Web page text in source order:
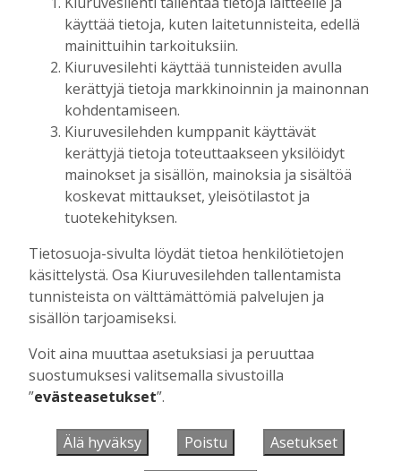
Tilaajille
Toimitus 6.8.2026 13:18
Mikko Remes täyttää 50 vuotta – vaikka
villitystäkin on havaittavissa, sanoo
syntymäpäiväsankari oppineensa myös
hölläämään vauhtia
Tilaajille
Aku Laatikainen 5.8.2026 09:00
MIELIPIDE 7.8. 12:26
Terveisiä eduskuntaan
Vilho Ruotsalainen
HYVINVOINTIALUE 7.8. 12:00
Kiuruvedelle ja Iisalmeen
ostopalvelulääkäri – tarkoituksena on
Aku Laatikainen 7.8.2026 12:00
käyttää tietoja, kuten laitetunnisteita, edellä
mainittuihin tarkoituksiin.
Kiuruvesilehti käyttää tunnisteiden avulla
kerättyjä tietoja markkinoinnin ja mainonnan
kohdentamiseen.
Kiuruvesilehden kumppanit käyttävät
kerättyjä tietoja toteuttaakseen yksilöidyt
mainokset ja sisällön, mainoksia ja sisältöä
koskevat mittaukset, yleisötilastot ja
tuotekehityksen.
Tietosuoja-sivulta löydät tietoa henkilötietojen
käsittelystä. Osa Kiuruvesilehden tallentamista
tunnisteista on välttämättömiä palvelujen ja
sisällön tarjoamiseksi.
Voit aina muuttaa asetuksiasi ja peruuttaa
suostumuksesi valitsemalla sivustoilla
”evästeasetukset”.
Älä hyväksy Poistu Asetukset